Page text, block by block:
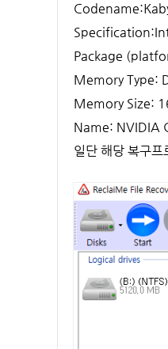
Package
Memory Type:
Memory Size:
Name: NVIDIA
일단 해당 복구